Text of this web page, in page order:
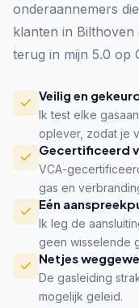
onderaannemers
klanten in Bilthoven
terug in mijn 5.0 op
Veilig en
Ik test elke
oplever, zodat je
Gecertificeerd
VCA-
gas en
Eén
Ik leg de
geen wisselende
Netjes
De gasleiding
mogelijk geleid.